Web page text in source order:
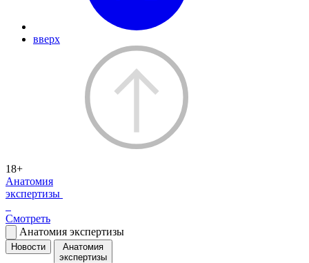
вверх
18+
Анатомия
экспертизы
Смотреть
Анатомия экспертизы
Новости
Анатомия
экспертизы